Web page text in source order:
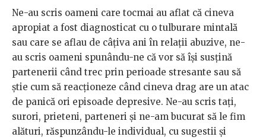
Ne-au scris oameni care tocmai au aflat că cineva
apropiat a fost diagnosticat cu o tulburare mintală
sau care se aflau de câțiva ani în relații abuzive, ne-
au scris oameni spunându-ne că vor să își susțină
partenerii când trec prin perioade stresante sau să
știe cum să reacționeze când cineva drag are un atac
de panică ori episoade depresive. Ne-au scris tați,
surori, prieteni, parteneri și ne-am bucurat să le fim
alături, răspunzându-le individual, cu sugestii și